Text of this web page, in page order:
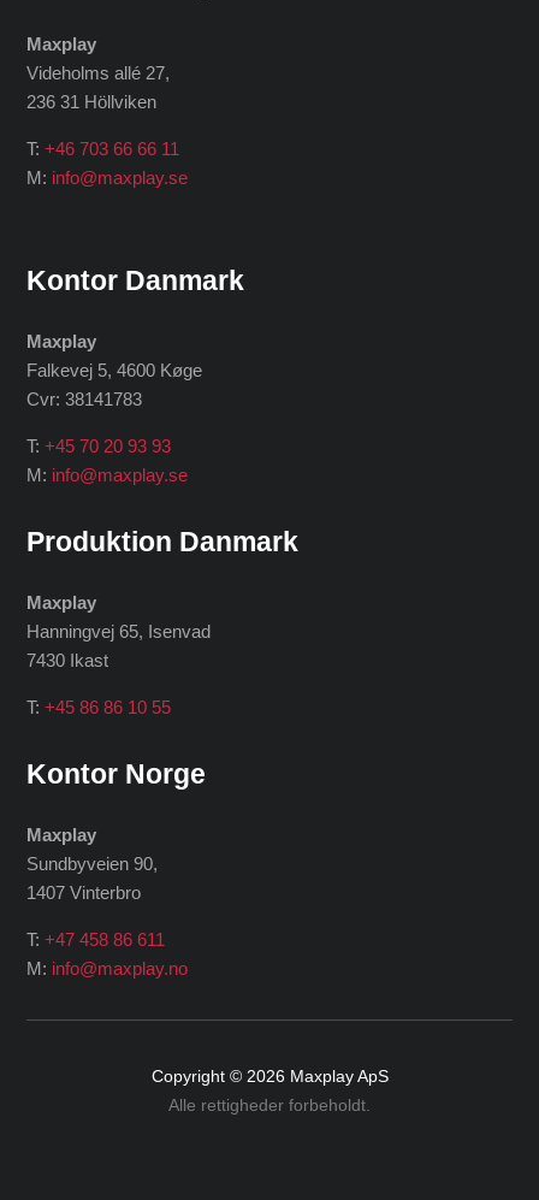
Maxplay
Videholms allé 27,
236 31 Höllviken
T:+46 703 66 66 11
M: info@maxplay.se
Kontor Danmark
Maxplay
Falkevej 5, 4600 Køge
Cvr: 38141783
T:+45 70 20 93 93
M: info@maxplay.se
Produktion Danmark
Maxplay
Hanningvej 65, Isenvad
7430 Ikast
T:+45 86 86 10 55
Kontor Norge
Maxplay
Sundbyveien 90,
1407 Vinterbro
T:+47 458 86 611
M: info@maxplay.no
Copyright © 2026 Maxplay ApS
Alle rettigheder forbeholdt.